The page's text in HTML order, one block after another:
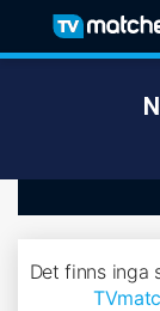
Det finns inga